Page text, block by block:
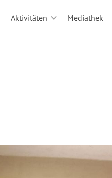
Aktivitäten Mediathek